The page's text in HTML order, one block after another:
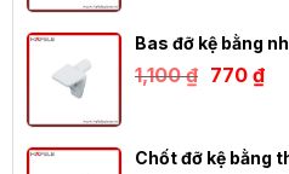
Bas đỡ kệ bằng
1,100₫ Giá
770 ₫Giá
hiện
Chốt đỡ kệ bằng